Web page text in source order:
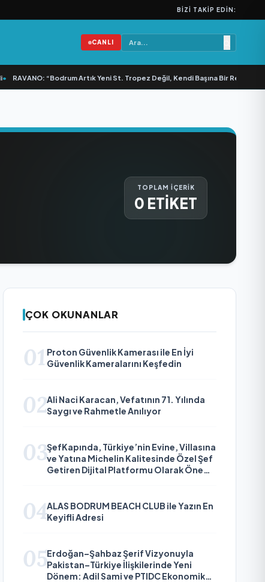
BIZI TAKIP EDIN:
CANLI
RAVANO: “Bodrum Artık Yeni St. Tropez Değil, Kendi Başına Bir Referans”
TOPLAM İÇERİK
0 ETİKET
ÇOK OKUNANLAR
01 Proton Güvenlik Kamerası ile En İyi
Güvenlik Kameralarını Keşfedin
02Ali Naci Karacan, Vefatının 71. Yılında
Saygı ve Rahmetle Anılıyor
03ŞefKapında, Türkiye’nin Evine, Villasına
ve Yatına Michelin Kalitesinde Özel Şef
Getiren Dijital Platformu Olarak Öne
04ALAS BODRUM BEACH CLUB ile Yazın En
Keyifli Adresi
05Erdoğan–Şahbaz Şerif Vizyonuyla
Pakistan–Türkiye İlişkilerinde Yeni
Dönem: Adil Sami ve PTIDC Ekonomik